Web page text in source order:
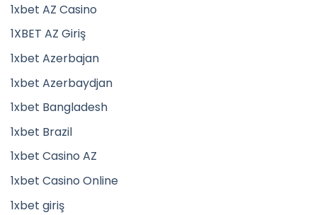
1xbet AZ Casino
1XBET AZ Giriş
1xbet Azerbajan
1xbet Azerbaydjan
1xbet Bangladesh
1xbet Brazil
1xbet Casino AZ
1xbet Casino Online
1xbet giriş